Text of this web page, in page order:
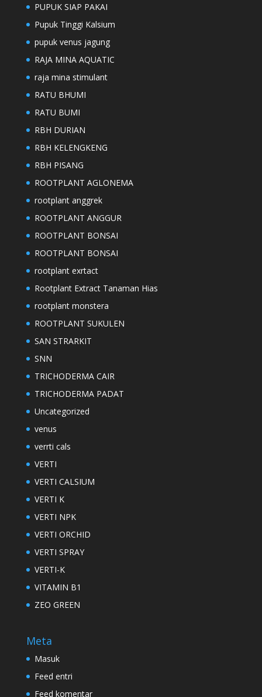
PUPUK SIAP PAKAI
Pupuk Tinggi Kalsium
pupuk venus jagung
RAJA MINA AQUATIC
raja mina stimulant
RATU BHUMI
RATU BUMI
RBH DURIAN
RBH KELENGKENG
RBH PISANG
ROOTPLANT AGLONEMA
rootplant anggrek
ROOTPLANT ANGGUR
ROOTPLANT BONSAI
ROOTPLANT BONSAI
rootplant exrtact
Rootplant Extract Tanaman Hias
rootplant monstera
ROOTPLANT SUKULEN
SAN STRARKIT
SNN
TRICHODERMA CAIR
TRICHODERMA PADAT
Uncategorized
venus
verrti cals
VERTI
VERTI CALSIUM
VERTI K
VERTI NPK
VERTI ORCHID
VERTI SPRAY
VERTI-K
VITAMIN B1
ZEO GREEN
Meta
Masuk
Feed entri
Feed komentar